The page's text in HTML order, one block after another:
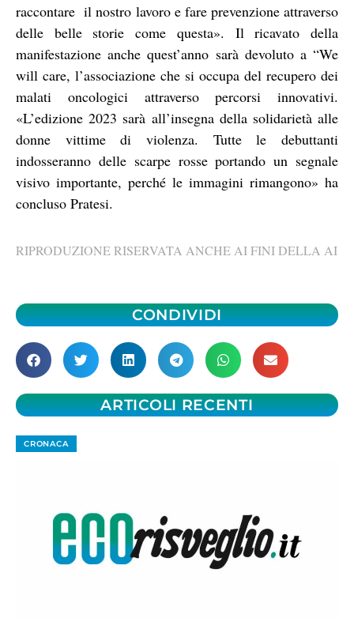
raccontare il nostro lavoro e fare prevenzione attraverso
delle belle storie come questa». Il ricavato della
manifestazione anche quest’anno sarà devoluto a “We
will care, l’associazione che si occupa del recupero dei
malati oncologici attraverso percorsi innovativi.
«L’edizione 2023 sarà all’insegna della solidarietà alle
donne vittime di violenza. Tutte le debuttanti
indosseranno delle scarpe rosse portando un segnale
visivo importante, perché le immagini rimangono» ha
concluso Pratesi.
RIPRODUZIONE RISERVATA ANCHE AI FINI DELLA AI
CONDIVIDI
ARTICOLI RECENTI
CRONACA